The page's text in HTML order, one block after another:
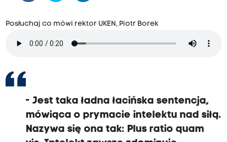
Posłuchaj co mówi rektor UKEN, Piotr Borek
- Jest taka ładna łacińska sentencja,
mówiąca o prymacie intelektu nad siłą.
Nazywa się ona tak: Plus ratio quam